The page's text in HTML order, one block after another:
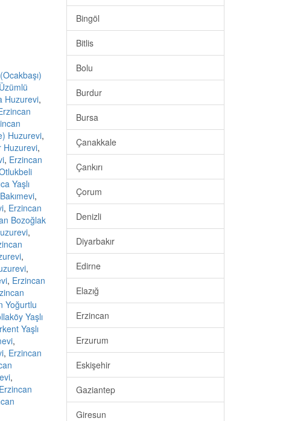
Huzurevi,
Huzurevi,
Huzurevi,
, Erzincan
Yaşlı
,
, Erzincan
Bozoğlak
,
,
,
, Erzincan
Yoğurtlu
Yaşlı
Yaşlı
,
, Erzincan
,
Erzincan
Bingöl
Bitlis
Bolu
Burdur
Bursa
Çanakkale
Çankırı
Çorum
Denizli
Diyarbakır
Edirne
Elazığ
Erzincan
Erzurum
Eskişehir
Gaziantep
Giresun